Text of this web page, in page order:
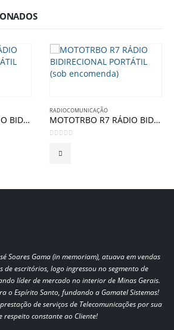
MOTOTRBO R2 RÁDIO BIDIRECIONAL PORTÁTIL
RADIOCOMUNICAÇÃO
MOTOTRBO R7 RÁDIO BIDIRECIONAL PORTÁTIL (sob encomenda)
Soares Gama (in memoriam), atuava em vendas
de escritórios, logo ingressou no segmento de
líder de mercado no interior de Minas Gerais.
o Espírito Santo, fundando a Gamatel Sistemas!
de serviços de Telecomunicações por sua
respeito constante ao Cliente!